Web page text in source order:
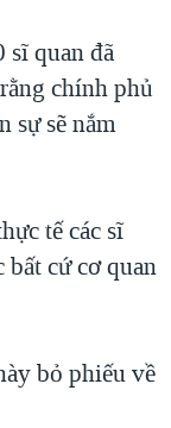
quan đã
chính phủ
sự sẽ nắm
tế các sĩ
cứ cơ quan
bỏ phiếu về